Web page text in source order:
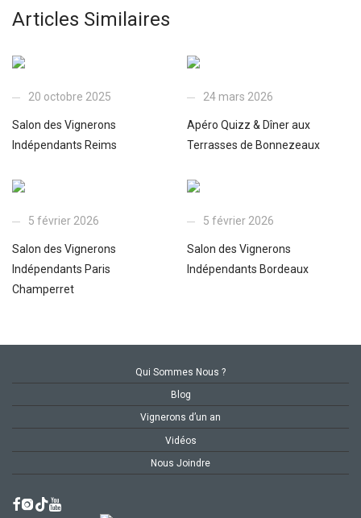
Articles Similaires
20 octobre 2025
Salon des Vignerons
Indépendants Reims
24 mars 2026
Apéro Quizz & Dîner aux
Terrasses de Bonnezeaux
5 février 2026
Salon des Vignerons
Indépendants Paris
Champerret
5 février 2026
Salon des Vignerons
Indépendants Bordeaux
Qui Sommes Nous ?
Blog
Vignerons d’un an
Vidéos
Nous Joindre